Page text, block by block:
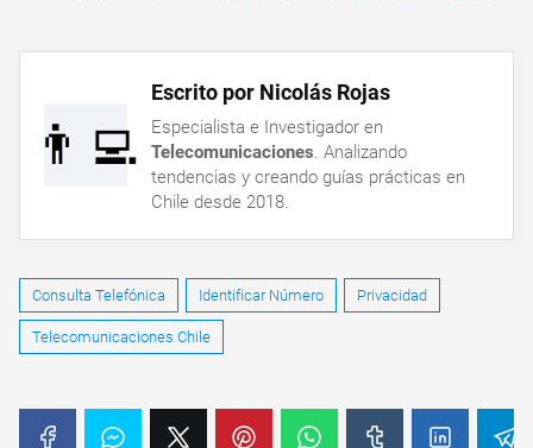
👨‍💻
Escrito por Nicolás Rojas
Especialista e Investigador en
Telecomunicaciones. Analizando
tendencias y creando guías prácticas en
Chile desde 2018.
Consulta Telefónica Identificar Número Privacidad
Telecomunicaciones Chile